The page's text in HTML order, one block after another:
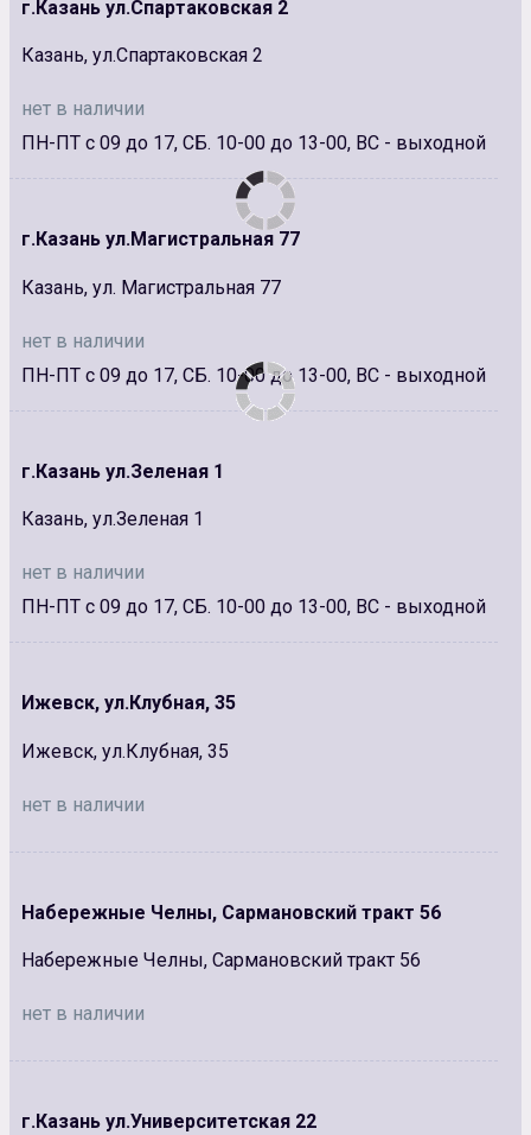
г.Казань ул.Спартаковская 2
Казань, ул.Спартаковская 2
нет в наличии
ПН-ПТ с 09 до 17, СБ. 10-00 до 13-00, ВС - выходной
г.Казань ул.Магистральная 77
Казань, ул. Магистральная 77
нет в наличии
ПН-ПТ с 09 до 17, СБ. 10-00 до 13-00, ВС - выходной
г.Казань ул.Зеленая 1
Казань, ул.Зеленая 1
нет в наличии
ПН-ПТ с 09 до 17, СБ. 10-00 до 13-00, ВС - выходной
Ижевск, ул.Клубная, 35
Ижевск, ул.Клубная, 35
нет в наличии
Набережные Челны, Сармановский тракт 56
Набережные Челны, Сармановский тракт 56
нет в наличии
г.Казань ул.Университетская 22